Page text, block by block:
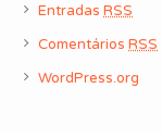
EntradasRSS
ComentáriosRSS
WordPress.org